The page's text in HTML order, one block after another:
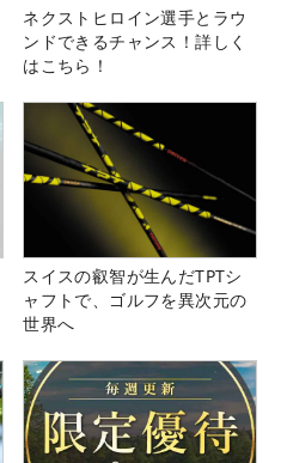
ネクストヒロイン選手とラウ
ンドできるチャンス！詳しく
はこちら！
スイスの叡智が生んだTPTシ
ャフトで、ゴルフを異次元の
世界へ